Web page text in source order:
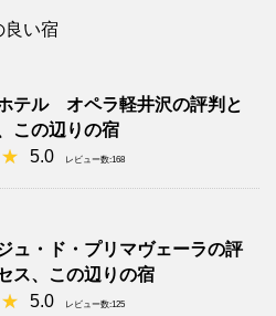
良い宿
テル オペラ軽井沢の評判と
この辺りの宿
5.0
レビュー数:168
ュ・ド・プリマヴェーラの評
ス、この辺りの宿
5.0
レビュー数:125